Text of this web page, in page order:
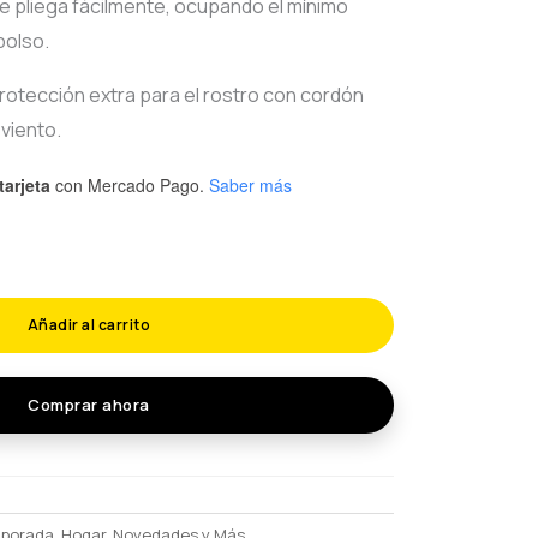
pliega fácilmente, ocupando el mínimo
extra para el rostro con cordón
con Mercado Pago. Saber más
Añadir al carrito
Comprar ahora